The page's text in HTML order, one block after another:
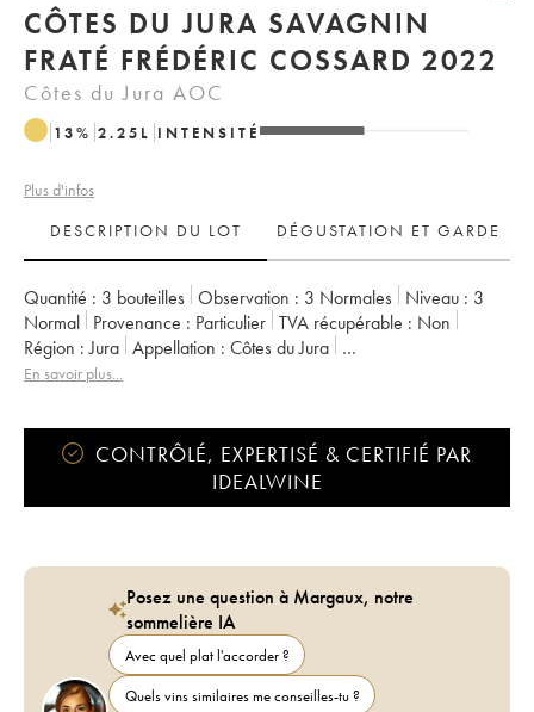
CÔTES DU JURA SAVAGNIN
FRATÉ FRÉDÉRIC COSSARD 2022
Côtes du Jura AOC
13% 2.25 L INTENSITÉ
Plus d'infos
DESCRIPTION DU LOT
DÉGUSTATION ET GARDE
Quantité : 3 bouteilles Observation : 3 Normales Niveau : 3
Normal
Provenance : particulier TVA récupérable :
non
Région : Jura Appellation :
Côtes du Jura
Propriétaire :
En savoir plus...
CONTRÔLÉ, EXPERTISÉ & CERTIFIÉ PAR
IDEALWINE
Posez une question à Margaux, notre
sommelière IA
Avec quel plat l'accorder ?
Quels vins similaires me conseilles-tu ?